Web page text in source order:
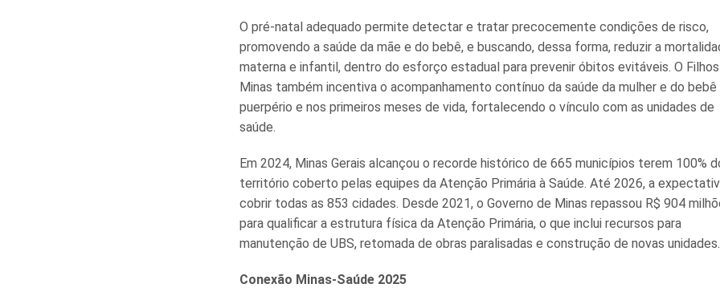
O pré-natal adequado permite detectar e tratar precocemente condições de risco,
promovendo a saúde da mãe e do bebê, e buscando, dessa forma, reduzir a
materna e infantil, dentro do esforço estadual para prevenir óbitos evitáveis. O
Minas também incentiva o acompanhamento contínuo da saúde da mulher e do bebê
puerpério e nos primeiros meses de vida, fortalecendo o vínculo com as unidades de
saúde.
Em 2024, Minas Gerais alcançou o recorde histórico de 665 municípios terem 100%
território coberto pelas equipes da Atenção Primária à Saúde. Até 2026, a
cobrir todas as 853 cidades. Desde 2021, o Governo de Minas repassou R$ 904
para qualificar a estrutura física da Atenção Primária, o que inclui recursos para
manutenção de UBS, retomada de obras paralisadas e construção de novas unidades.
Conexão Minas-Saúde 2025